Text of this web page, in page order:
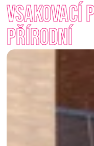
podporuje vsak
Dlouhodobě tak přispívá
hospodaření s vodou.
Začněme vracet krajině
Vsakovací
Přírodní